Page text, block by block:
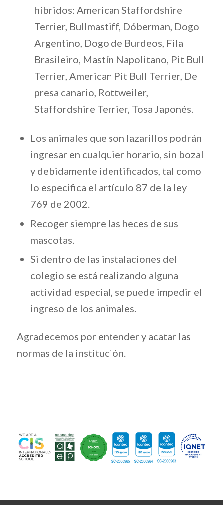
híbridos: American Staffordshire
Terrier, Bullmastiff, Dóberman, Dogo
Argentino, Dogo de Burdeos, Fila
Brasileiro, Mastín Napolitano, Pit Bull
Terrier, American Pit Bull Terrier, De
presa canario, Rottweiler,
Staffordshire Terrier, Tosa Japonés.
Los animales que son lazarillos podrán
ingresar en cualquier horario, sin bozal
y debidamente identificados, tal como
lo especifica el artículo 87 de la ley
769 de 2002.
Recoger siempre las heces de sus
mascotas.
Si dentro de las instalaciones del
colegio se está realizando alguna
actividad especial, se puede impedir el
ingreso de los animales.
Agradecemos por entender y acatar las
normas de la institución.